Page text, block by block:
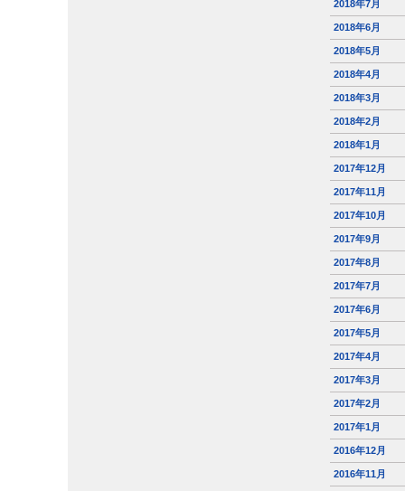
2018年7月
2018年6月
2018年5月
2018年4月
2018年3月
2018年2月
2018年1月
2017年12月
2017年11月
2017年10月
2017年9月
2017年8月
2017年7月
2017年6月
2017年5月
2017年4月
2017年3月
2017年2月
2017年1月
2016年12月
2016年11月